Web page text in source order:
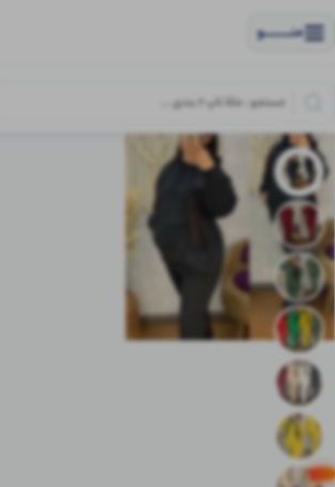
منــــــــــــو